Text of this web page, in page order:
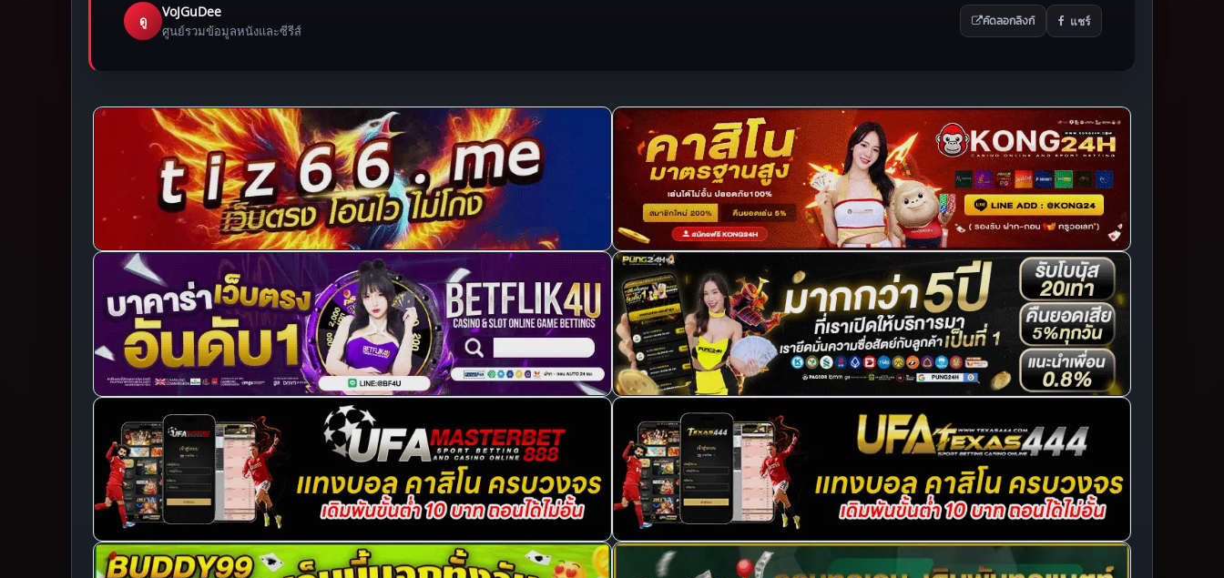
ดู
VoJGuDee
ศูนย์รวมข้อมูลหนังและซีรีส์
คัดลอกลิงก์ แชร์